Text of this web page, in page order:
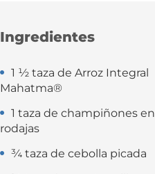
Ingredientes
1 ½ taza de Arroz Integral
Mahatma®
1 taza de champiñones en
rodajas
¾ taza de cebolla picada